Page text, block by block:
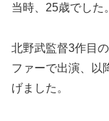
当時、25歳でした。
北野武監督3作目
ファーで出演、以
げました。